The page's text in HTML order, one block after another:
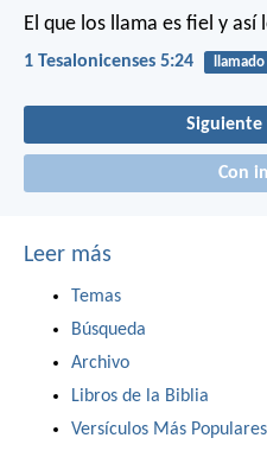
El que los llama es fiel y así
1 Tesalonicenses 5:24 llamado
Siguiente
Con
Leer más
Temas
Búsqueda
Archivo
Libros de la Biblia
Versículos Más Populares